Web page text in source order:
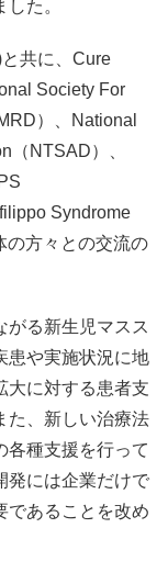
た。
共に、Cure
Society For
）、National
（NTSAD）、
Syndrome
の方々との交流の
がる新生児マスス
患や実施状況に地
大に対する患者支
た、新しい治療法
各種支援を行って
発には企業だけで
であることを改め